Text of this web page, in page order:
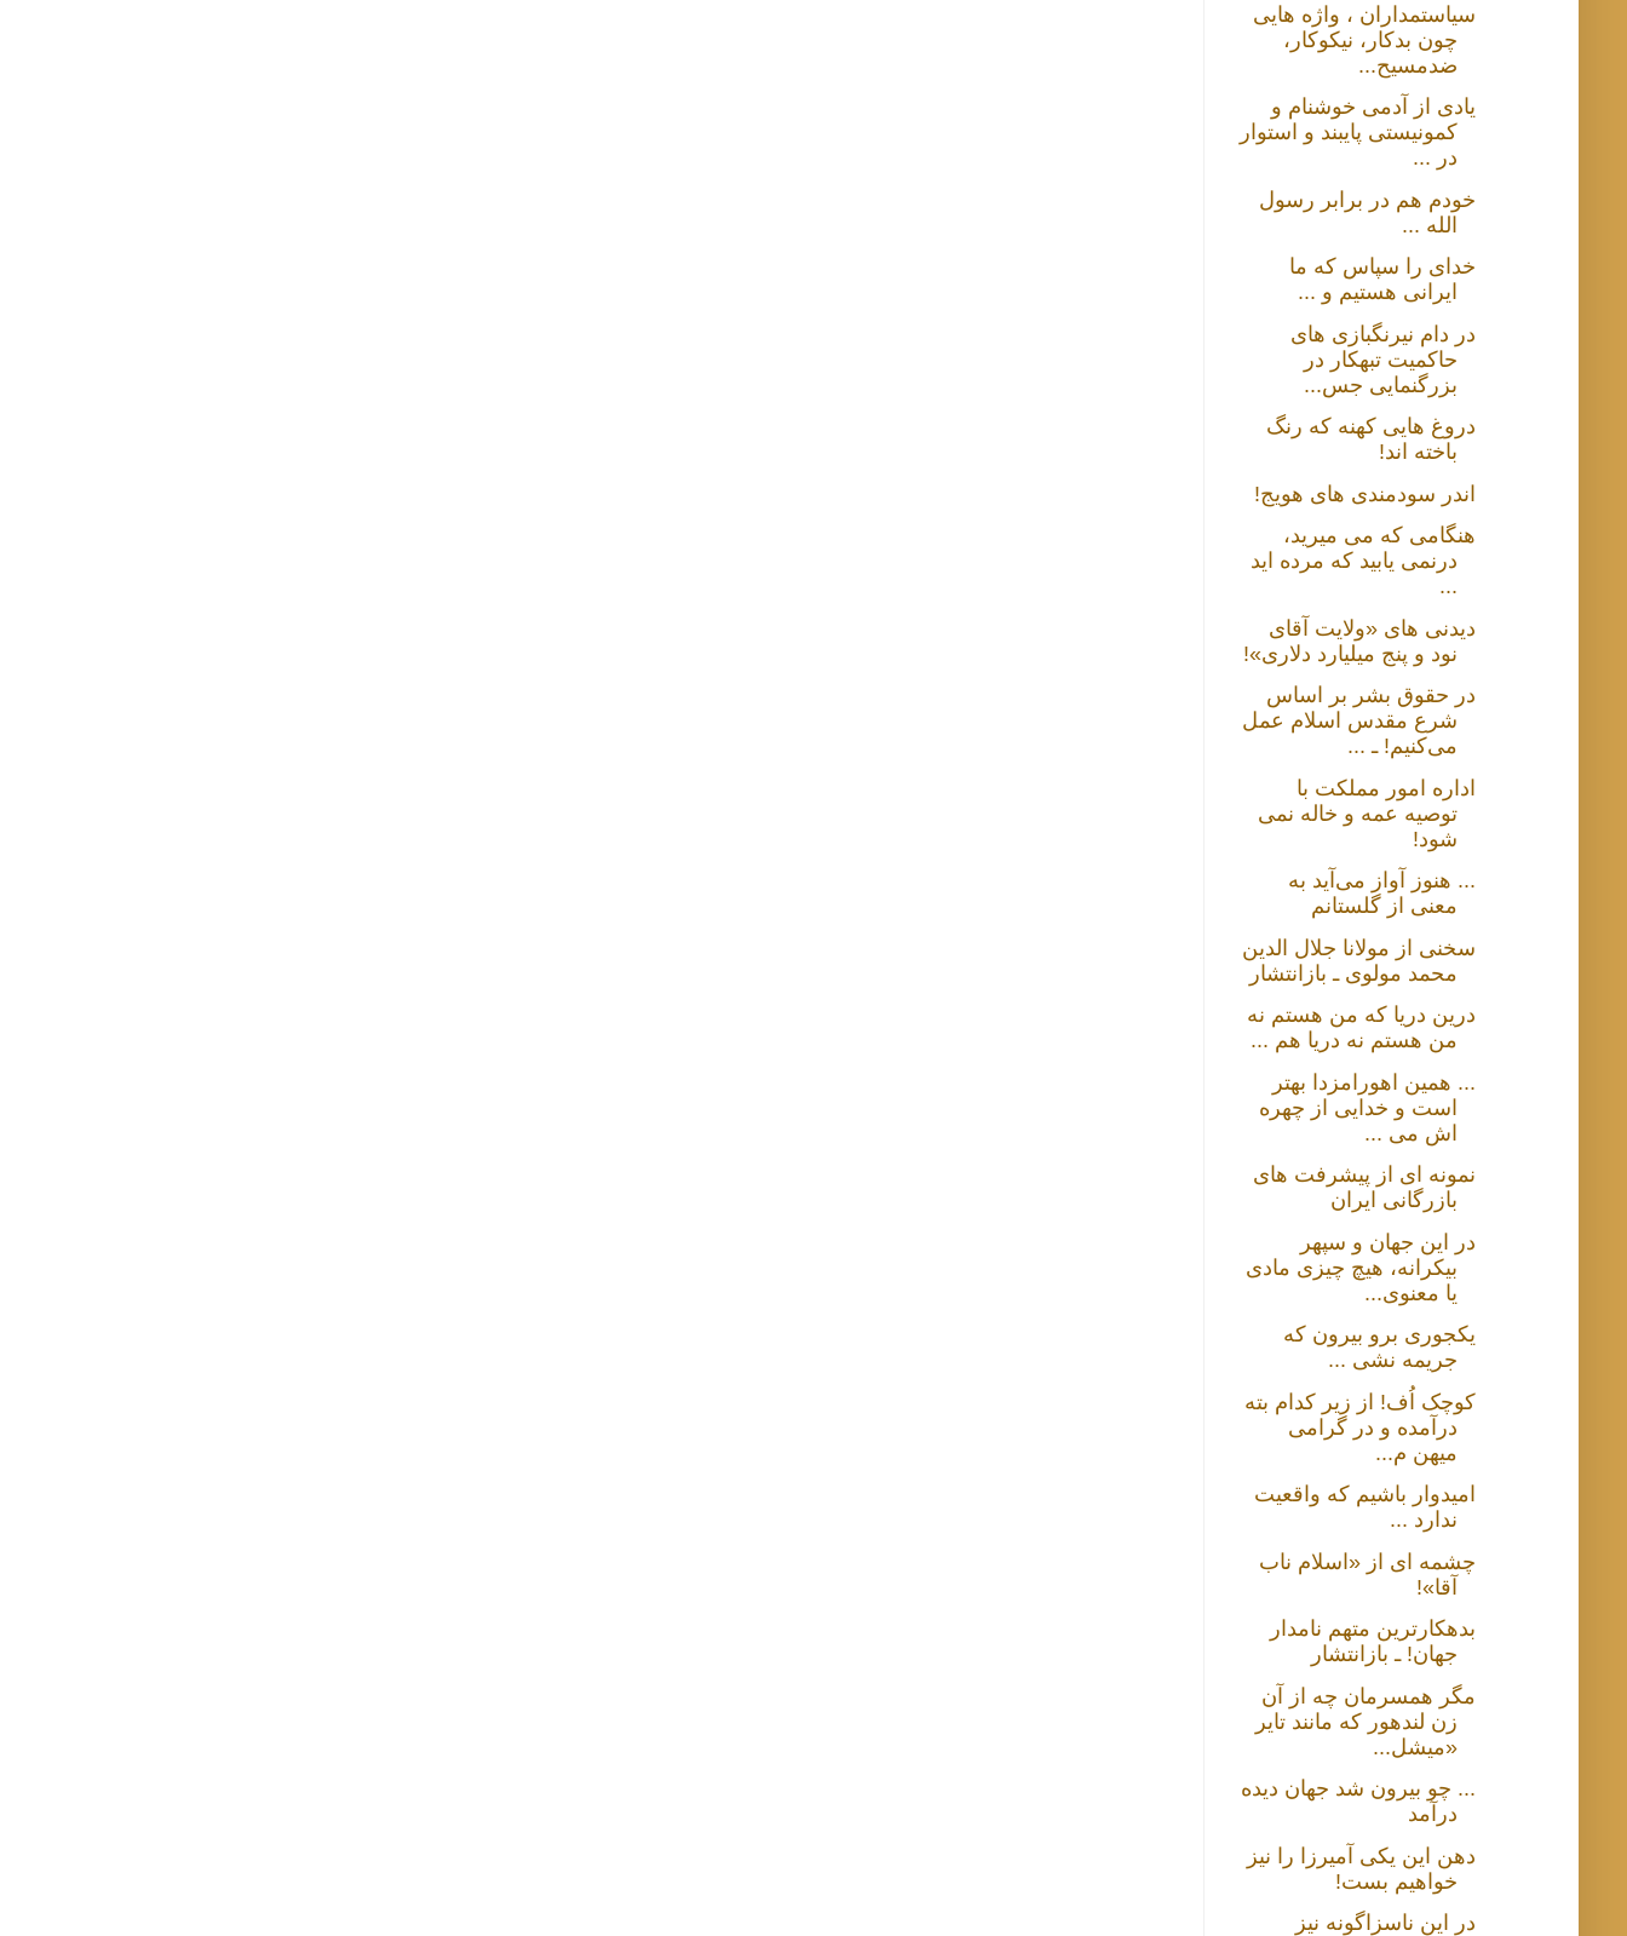
سیاستمداران ، واژه هایی
چون بدکار، نیکوکار،
ضدمسیح...
یادی از آدمی خوشنام و
کمونیستی پایبند و استوار
در ...
خودم هم در برابر رسول
الله ...
خدای را سپاس که ما
ایرانی هستیم و ...
در دام نیرنگبازی های
حاکمیت تبهکار در
بزرگنمایی جس...
دروغ هایی کهنه که رنگ
باخته اند!
اندر سودمندی های هویج!
هنگامی که می میرید،
درنمی یابید که مرده اید
...
دیدنی های «ولایت آقای
نود و پنج میلیارد دلاری»!
در حقوق بشر بر اساس
شرع مقدس اسلام عمل
می‌کنیم! ـ ...
اداره امور مملکت با
توصیه عمه و خاله نمی
شود!
... هنوز آواز می‌آید به
معنی از گلستانم
سخنی از مولانا جلال الدین
محمد مولوی ـ بازانتشار
درین دریا که من هستم نه
من هستم نه دریا هم ...
... همین اهورامزدا بهتر
است و خدایی از چهره
اش می ...
نمونه ای از پیشرفت های
بازرگانی ایران
در این جهان و سپهر
بیکرانه، هیچ چیزی مادی
یا معنوی...
یکجوری برو بیرون که
جریمه نشی ...
کوچک اُف! از زیر کدام بته
درآمده و در گرامی
میهن م...
امیدوار باشیم که واقعیت
ندارد ...
چشمه ای از «اسلام ناب
آقا»!
بدهکارترین متهم نامدار
جهان! ـ بازانتشار
مگر همسرمان چه از آن
زن لندهور که مانند تایر
«میشل...
... چو بیرون شد جهان دیده
درآمد
دهن این یکی آمیرزا را نیز
خواهیم بست!
در این ناسزاگونه نیز